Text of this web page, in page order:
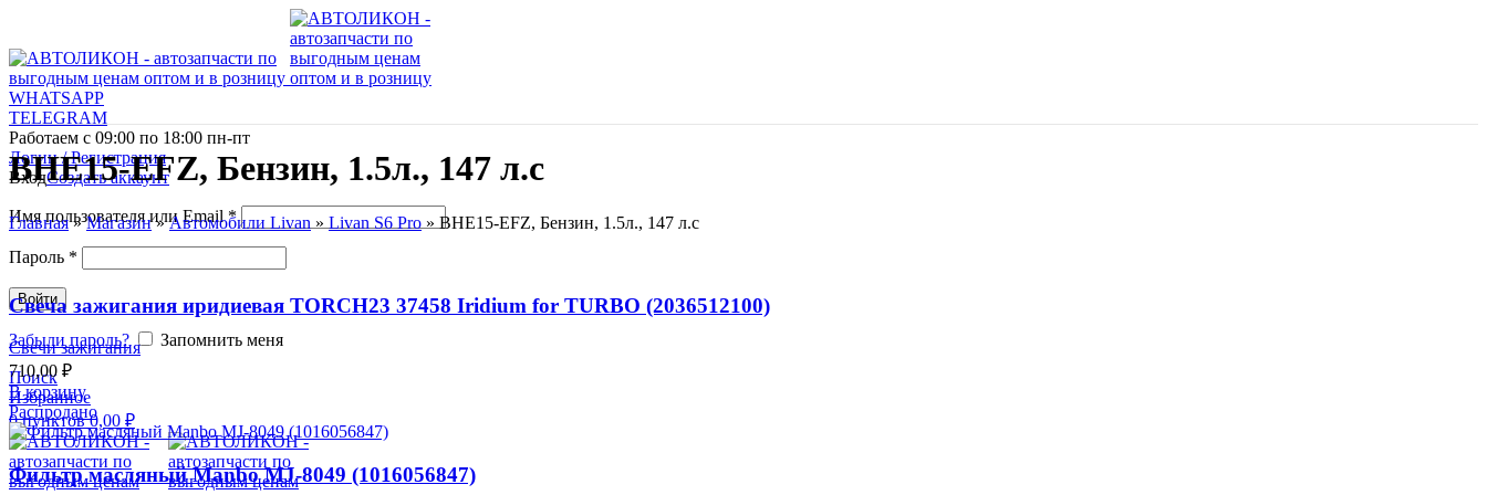
WHATSAPP
TELEGRAM
Работаем с 09:00 по 18:00 пн-пт
Логин / Регистрация
ВходСоздать аккаунт
Имя пользователя или Email*
Пароль *
Войти
Забыли пароль?
Запомнить меня
Поиск
Избранное
0пунктов 0,00 ₽
BHE15-EFZ, Бензин, 1.5л., 147 л.с
Главная»Магазин»Автомобили Livan » Livan S6 Pro » BHE15-EFZ, Бензин, 1.5л., 147 л.с
Свеча зажигания иридиевая TORCH23 37458 Iridium for TURBO (2036512100)
Свечи зажигания
710,00 ₽
В корзину
Распродано
Фильтр масляный Manbo MJ-8049 (1016056847)